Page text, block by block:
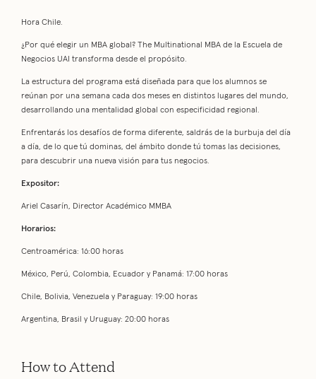
Hora Chile.
¿Por qué elegir un MBA global? The Multinational MBA de la Escuela de
Negocios UAI transforma desde el propósito.
La estructura del programa está diseñada para que los alumnos se
reúnan por una semana cada dos meses en distintos lugares del mundo,
desarrollando una mentalidad global con especificidad regional.
Enfrentarás los desafíos de forma diferente, saldrás de la burbuja del día
a día, de lo que tú dominas, del ámbito donde tú tomas las decisiones,
para descubrir una nueva visión para tus negocios.
Expositor:
Ariel Casarín, Director Académico MMBA
Horarios:
Centroamérica: 16:00 horas
México, Perú, Colombia, Ecuador y Panamá: 17:00 horas
Chile, Bolivia, Venezuela y Paraguay: 19:00 horas
Argentina, Brasil y Uruguay: 20:00 horas
How to Attend